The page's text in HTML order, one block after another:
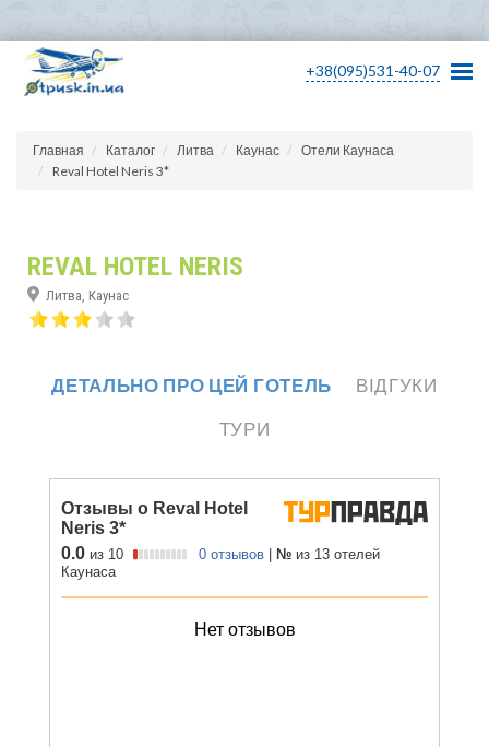
+38(095)531-40-07
Главная Каталог Литва Каунас
Отели Каунаса
Reval Hotel Neris 3*
REVAL HOTEL NERIS
Литва, Каунас
ДЕТАЛЬНО ПРО ЦЕЙ ГОТЕЛЬ
ВІДГУКИ
ТУРИ